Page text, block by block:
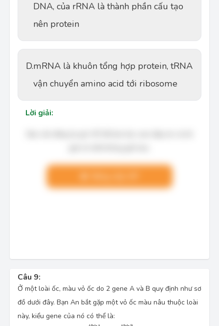
DNA, của rRNA là thành phần cấu tạo
nên protein
D.mRNA là khuôn tổng hợp protein, tRNA
vận chuyển amino acid tới ribosome
Lời giải:
Câu 9:
Ở một loài ốc, màu vỏ ốc do 2 gene A và B quy định như sơ
đồ dưới đây. Bạn An bắt gặp một vỏ ốc màu nâu thuộc loài
này, kiểu gene của nó có thể là: